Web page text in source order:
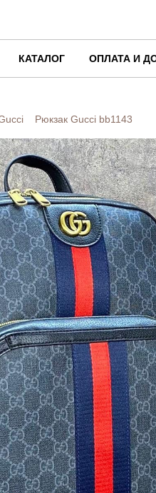
КАТАЛОГ ОПЛАТА И
Рюкзак Gucci bb1143